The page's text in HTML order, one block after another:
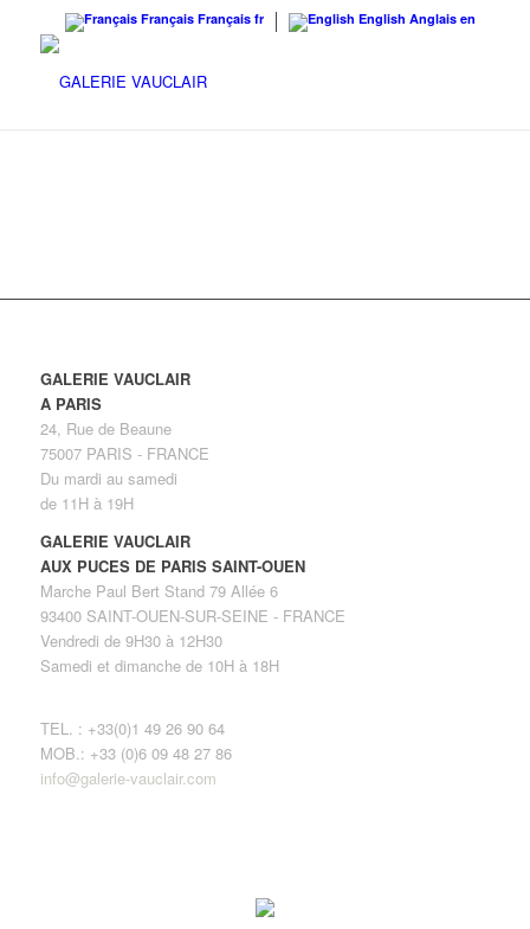
Français Français fr English Anglais en
GALERIE VAUCLAIR
A PARIS
24, Rue de Beaune
75007 PARIS - FRANCE
Du mardi au samedi
de 11H à 19H
GALERIE VAUCLAIR
AUX PUCES DE PARIS SAINT-OUEN
Marche Paul Bert Stand 79 Allée 6
93400 SAINT-OUEN-SUR-SEINE - FRANCE
Vendredi de 9H30 à 12H30
Samedi et dimanche de 10H à 18H
TEL. : +33(0)1 49 26 90 64
MOB.: +33 (0)6 09 48 27 86
info@galerie-vauclair.com